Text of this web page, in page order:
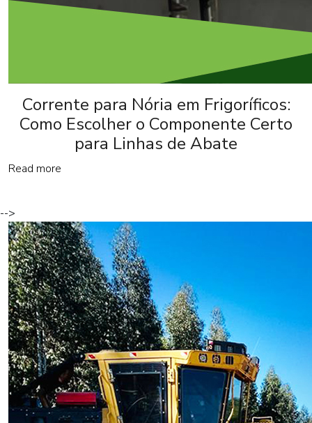
Corrente para Nória em Frigoríficos:
Como Escolher o Componente Certo
para Linhas de Abate
Read more
-->